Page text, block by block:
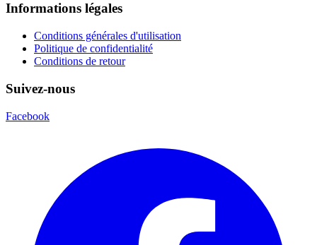
Informations légales
Conditions générales d'utilisation
Politique de confidentialité
Conditions de retour
Suivez-nous
Facebook